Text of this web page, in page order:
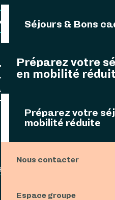
Séjours & Bons
Préparez votre
en mobilité
Préparez votre
mobilité réduite
Nous contacter
Espace groupe
la newsletter